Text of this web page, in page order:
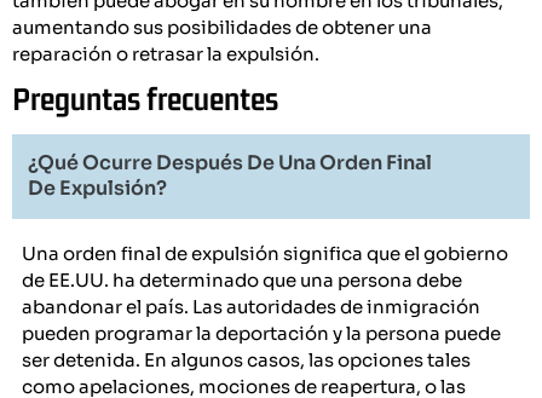
aumentando sus posibilidades de obtener una
reparación o retrasar la expulsión.
Preguntas frecuentes
¿Qué Ocurre Después De Una Orden Final
De Expulsión?
Una orden final de expulsión significa que el gobierno
de EE.UU. ha determinado que una persona debe
abandonar el país. Las autoridades de inmigración
pueden programar la deportación y la persona puede
ser detenida. En algunos casos, las opciones tales
como apelaciones, mociones de reapertura, o las